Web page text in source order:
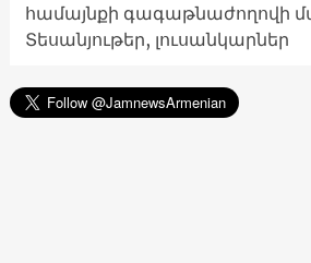
համայնքի գագաթնաժողովի
Տեսանյութեր, լուսանկարներ